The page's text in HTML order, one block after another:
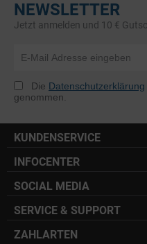
NEWSLETTER
Jetzt anmelden und 10 €
Die Datenschutzerklärung
genommen.
KUNDENSERVICE
INFOCENTER
SOCIAL MEDIA
SERVICE & SUPPORT
ZAHLARTEN